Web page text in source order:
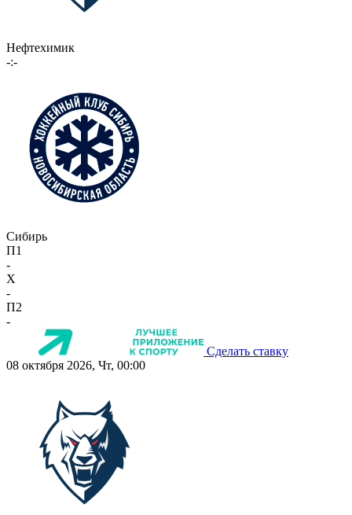
Нефтехимик
-:-
Сибирь
П1
-
X
-
П2
-
Сделать ставку
08 октября 2026, Чт, 00:00